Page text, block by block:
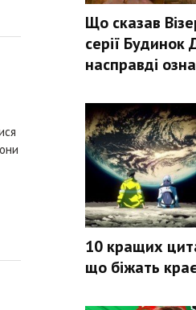
Що сказав
серії
насправді
10 кращих
що біжать